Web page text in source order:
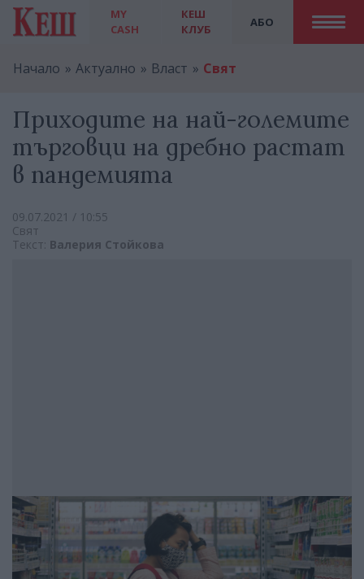
MY
CASH
АБО
КЕШ
КЛУБ
Начало Актуално Власт Свят
Приходите на най-големите
търговци на дребно растат
в пандемията
09.07.2021 / 10:55
Свят
Текст: Валерия Стойкова